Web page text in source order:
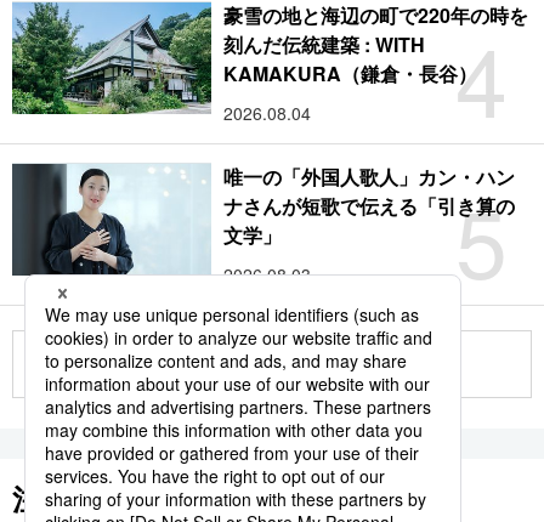
4
豪雪の地と海辺の町で220年の時を
刻んだ伝統建築 : WITH
KAMAKURA（鎌倉・長谷）
2026.08.04
5
唯一の「外国人歌人」カン・ハン
ナさんが短歌で伝える「引き算の
文学」
2026.08.03
もっと見る
注目のキーワード